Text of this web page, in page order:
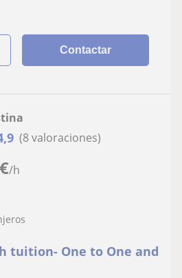
Contactar
€/h
(8 valoraciones)
tuition- One to One and